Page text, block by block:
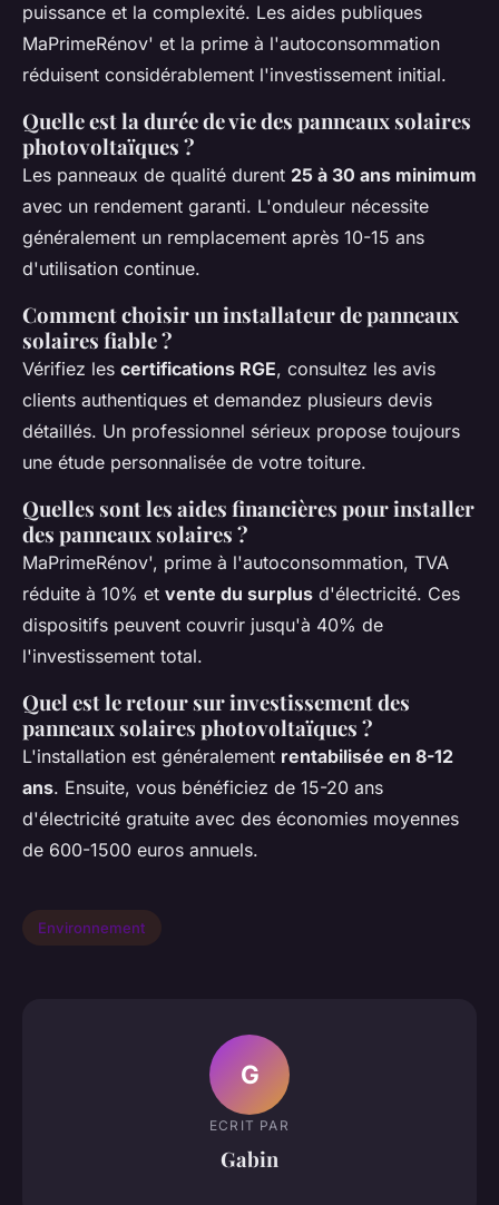
puissance et la complexité. Les aides publiques
MaPrimeRénov' et la prime à l'autoconsommation
réduisent considérablement l'investissement initial.
Quelle est la durée de vie des panneaux solaires
photovoltaïques ?
Les panneaux de qualité durent 25 à 30 ans minimum
avec un rendement garanti. L'onduleur nécessite
généralement un remplacement après 10-15 ans
d'utilisation continue.
Comment choisir un installateur de panneaux
solaires fiable ?
Vérifiez les certifications RGE, consultez les avis
clients authentiques et demandez plusieurs devis
détaillés. Un professionnel sérieux propose toujours
une étude personnalisée de votre toiture.
Quelles sont les aides financières pour installer
des panneaux solaires ?
MaPrimeRénov', prime à l'autoconsommation, TVA
réduite à 10% et vente du surplus d'électricité. Ces
dispositifs peuvent couvrir jusqu'à 40% de
l'investissement total.
Quel est le retour sur investissement des
panneaux solaires photovoltaïques ?
L'installation est généralement rentabilisée en 8-12
ans. Ensuite, vous bénéficiez de 15-20 ans
d'électricité gratuite avec des économies moyennes
de 600-1500 euros annuels.
Environnement
G
ECRIT PAR
Gabin